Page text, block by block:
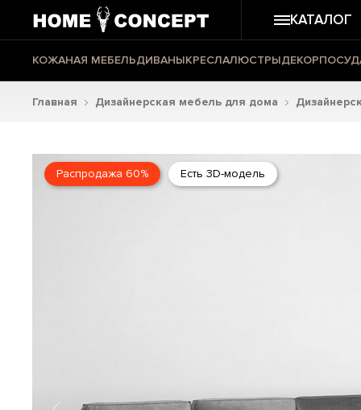
КАТАЛОГ
КОЖАНАЯ МЕБЕЛЬДИВАНЫКРЕСЛАЛЮСТРЫДЕКОР
Главная Дизайнерская мебель для дома
Распродажа 60% Есть 3D-модель